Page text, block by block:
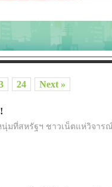
24 Next »
มที่สหรัฐฯ ชาวเน็ตแห่วิจาร